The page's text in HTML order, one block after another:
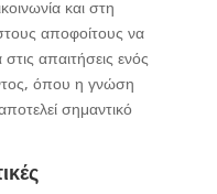
και στη
αποφοίτους να
απαιτήσεις ενός
όπου η γνώση
σημαντικό